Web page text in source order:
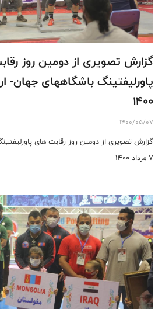
گزارش تصویری از دومین روز
1400
1400/05/07
7 مرداد 1400